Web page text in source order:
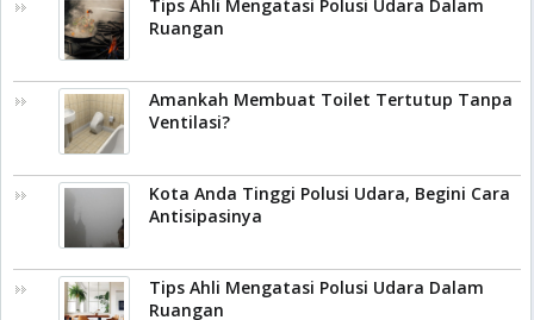
Tips Ahli Mengatasi Polusi Udara Dalam
Ruangan
Amankah Membuat Toilet Tertutup Tanpa
Ventilasi?
Kota Anda Tinggi Polusi Udara, Begini Cara
Antisipasinya
Tips Ahli Mengatasi Polusi Udara Dalam
Ruangan